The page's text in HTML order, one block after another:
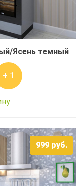
Ясень темный
+ 1
999 руб.